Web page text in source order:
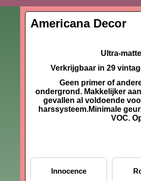
Americana Decor
Ultra-
Verkrijgbaar in 29
Geen primer of
ondergrond. Makkelijker
gevallen al voldoende
harssysteem.Minimale
VOC.
Innocence